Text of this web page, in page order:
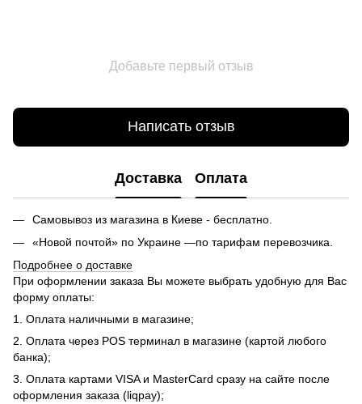
Добавьте первый отзыв
Написать отзыв
Доставка Оплата
Самовывоз из магазина в Киеве - бесплатно.
«Новой почтой» по Украине —по тарифам перевозчика.
Подробнее о доставке
При оформлении заказа Вы можете выбрать удобную для Вас
форму оплаты:
1. Оплата наличными в магазине;
2. Оплата через POS терминал в магазине (картой любого
банка);
3. Оплата картами VISA и MasterCard сразу на сайте после
оформления заказа (liqpay);